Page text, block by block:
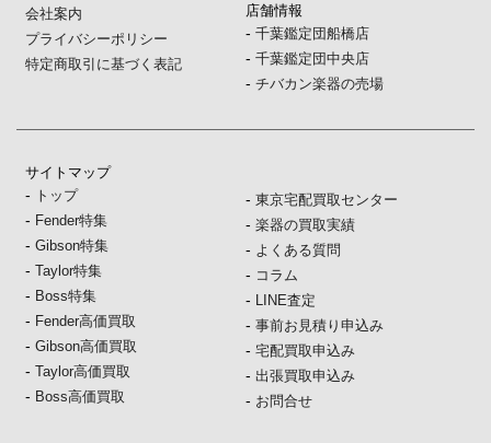
会社案内
プライバシーポリシー
特定商取引に基づく表記
店舗情報
- 千葉鑑定団船橋店
- 千葉鑑定団中央店
- チバカン楽器の売場
サイトマップ
- トップ
- Fender特集
-Gibson特集
-Taylor特集
- Boss特集
- Fender高価買取
-Gibson高価買取
-Taylor高価買取
- Boss高価買取
- 東京宅配買取センター
- 楽器の買取実績
- よくある質問
- コラム
- LINE査定
- 事前お見積り申込み
- 宅配買取申込み
- 出張買取申込み
- お問合せ